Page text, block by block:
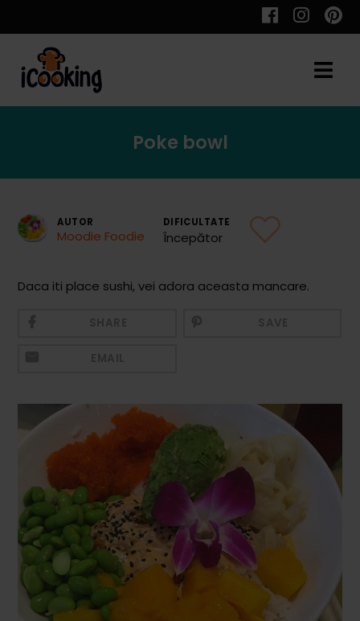
Toate Reţetele
Aperitive
Ronțăieli
Băuturi
Băuturi calde
Băuturi reci
Cocktail-uri
Smoothies
Ceva Dulce
Biscuiți, Bomboane și
Poke bowl
AUTOR
Moodie Foodie
DIFICULTATE
Începător
Daca iti place sushi, vei adora aceasta mancare.